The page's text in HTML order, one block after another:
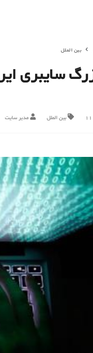
بین الملل
علیه ۴۰ هدف اسرائیل و
بین الملل مدیر سایت